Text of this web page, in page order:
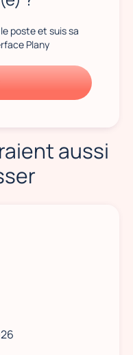
poste et suis sa
Plany
aussi